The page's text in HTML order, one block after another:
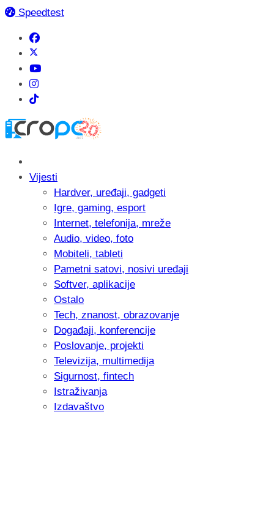
Speedtest
Vijesti
Hardver, uređaji, gadgeti
Igre, gaming, esport
Internet, telefonija, mreže
Audio, video, foto
Mobiteli, tableti
Pametni satovi, nosivi uređaji
Softver, aplikacije
Ostalo
Tech, znanost, obrazovanje
Događaji, konferencije
Poslovanje, projekti
Televizija, multimedija
Sigurnost, fintech
Istraživanja
Izdavaštvo